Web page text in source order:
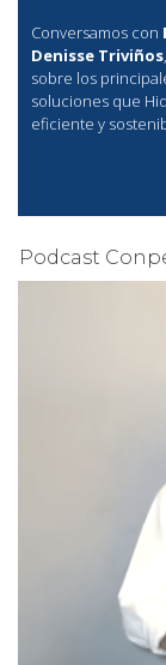
Conversamos con
Denisse Triviños
sobre los
soluciones que
eficiente y
Podcast